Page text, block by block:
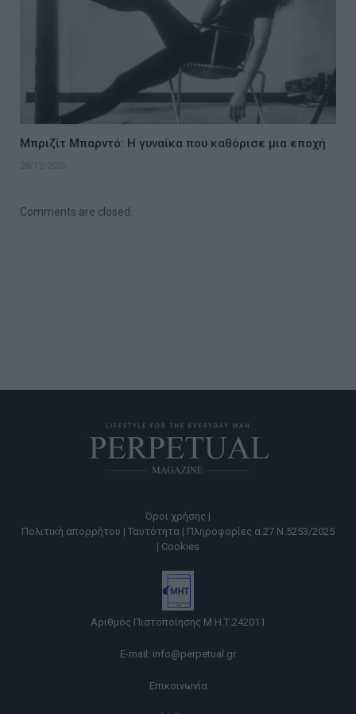
Μπριζίτ Μπαρντό: Η γυναίκα που καθόρισε μια εποχή
28/12/2025
Comments are closed.
Όροι χρήσης |
Πολιτική απορρήτου | Ταυτότητα | Πληροφορίες α.27 Ν.5253/2025
| Cookies
Αριθμός Πιστοποίησης Μ.Η.Τ.242011
E-mail: info@perpetual.gr
Επικοινωνία